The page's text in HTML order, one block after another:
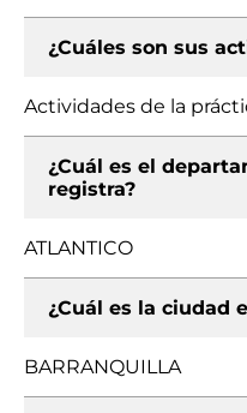
¿Cuáles son sus
Actividades de la
¿Cuál es el
registra?
ATLANTICO
¿Cuál es la ciudad
BARRANQUILLA